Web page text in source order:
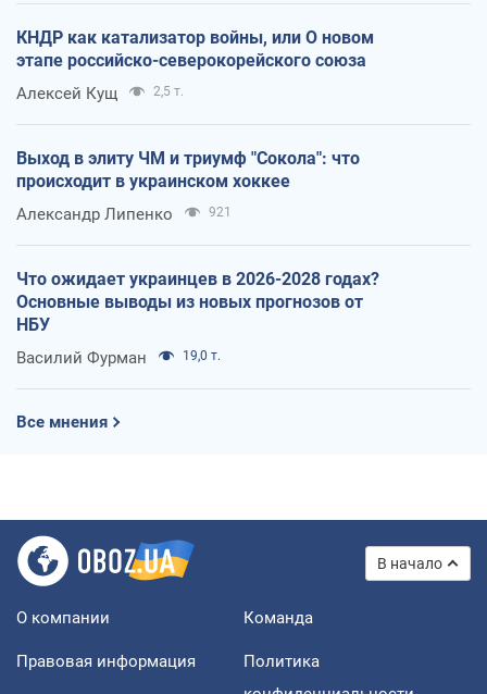
КНДР как катализатор войны, или О новом
этапе российско-северокорейского союза
Алексей Кущ 2,5 т.
Выход в элиту ЧМ и триумф "Сокола": что
происходит в украинском хоккее
Александр Липенко 921
Что ожидает украинцев в 2026-2028 годах?
Основные выводы из новых прогнозов от
НБУ
Василий Фурман 19,0 т.
Все мнения
В начало
О компании Команда
Правовая информация
Политика